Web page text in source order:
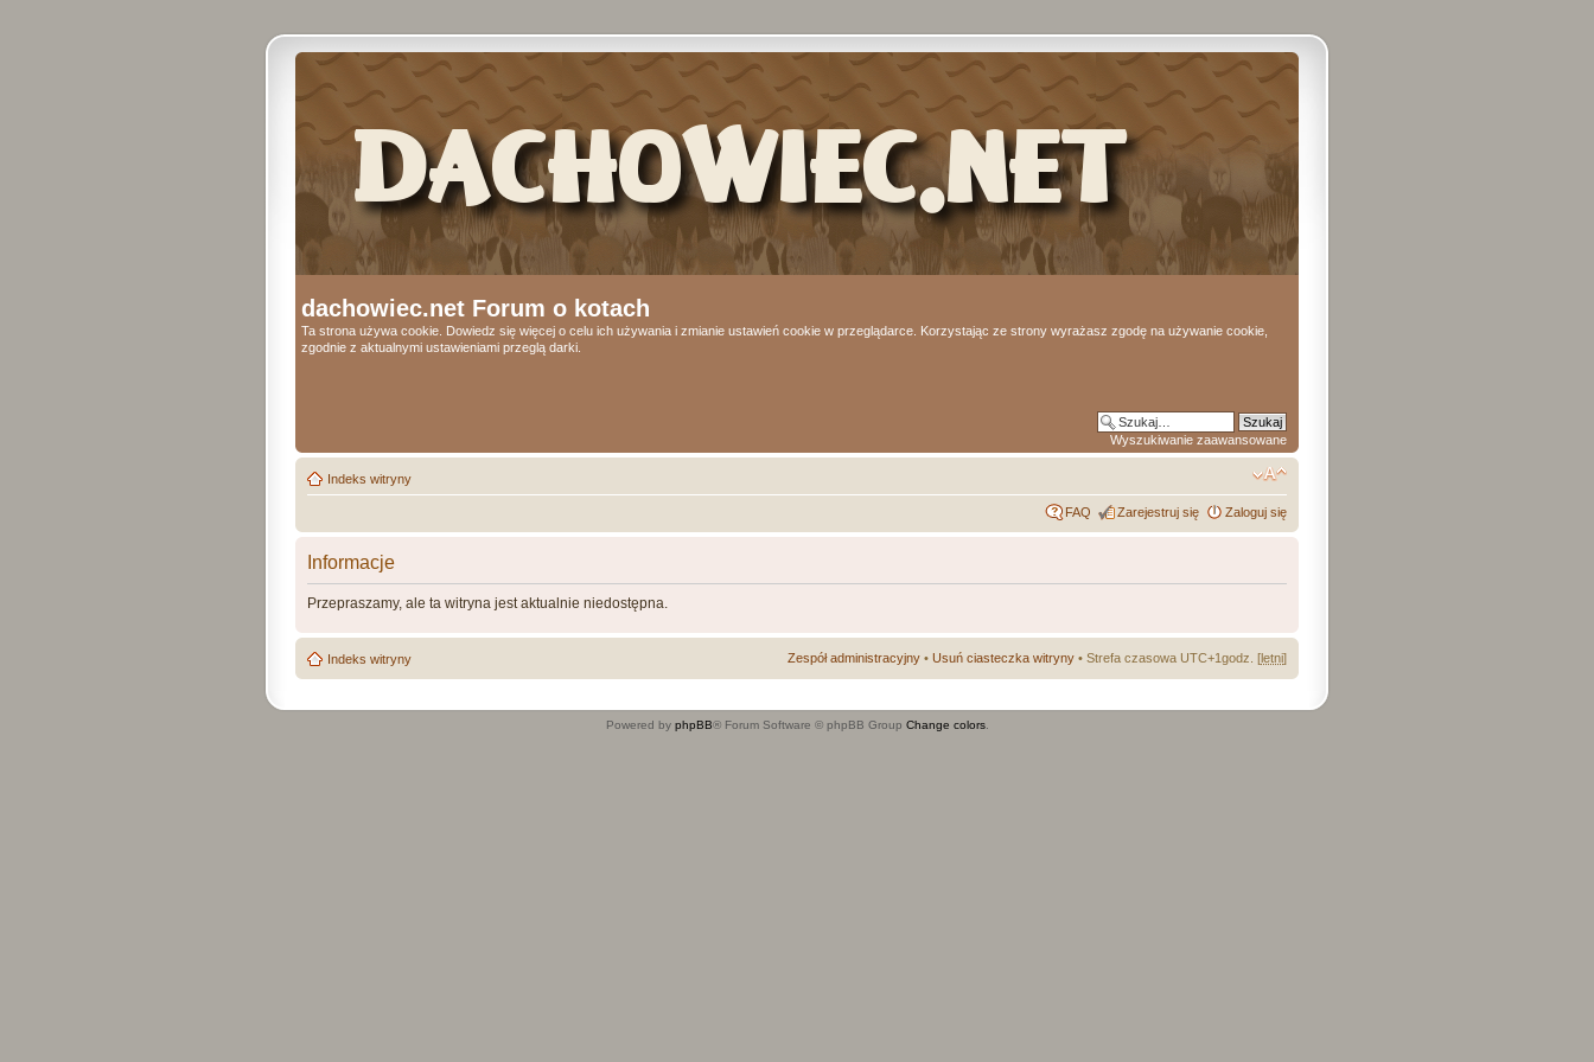
dachowiec.net Forum o kotach
Ta strona używa cookie. Dowiedz się więcej o celu ich używania i zmianie ustawień cookie w przeglądarce. Korzystając ze strony wyrażasz zgodę na używanie cookie,
zgodnie z aktualnymi ustawieniami przeglą darki.
Wyszukiwanie zaawansowane
Indeks witryny
FAQ Zarejestruj się Zaloguj się
Informacje
Przepraszamy, ale ta witryna jest aktualnie niedostępna.
Indeks witryny Zespół administracyjny • Usuń ciasteczka witryny • Strefa czasowa UTC+1godz. [letni]
Powered by phpBB® Forum Software © phpBB Group Change colors.